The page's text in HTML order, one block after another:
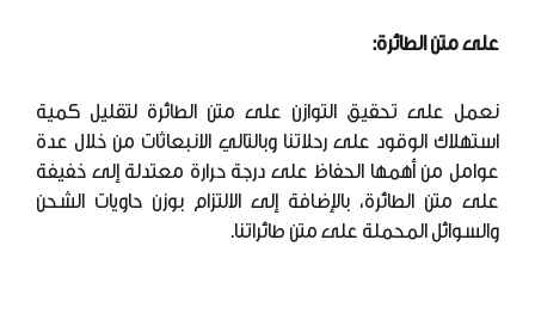
على متن الطائرة:
نعمل على تحقيق التوازن على متن الطائرة لتقليل كمية
استهلاك الوقود على رحلاتنا وبالتالي الانبعاثات من خلال عدة
عوامل من أهمها الحفاظ على درجة حرارة معتدلة إلى خفيفة
على متن الطائرة، بالإضافة إلى الالتزام بوزن حاويات الشحن
والسوائل المحملة على متن طائراتنا.